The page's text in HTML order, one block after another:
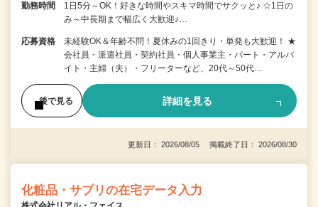
勤務時間
1日5分～OK！好きな時間やスキマ時間でサクッと♪ ☆1日の
み～中長期まで幅広く大歓迎♪…
応募資格
未経験OK＆年齢不問！夏休みの1回きり・単発も大歓迎！ ★
会社員・派遣社員・契約社員・個人事業主・パート・アルバ
イト・主婦（夫）・フリーターなど、20代～50代…
後で見る 詳細を見る
更新日： 2026/08/05 掲載終了日： 2026/08/30
化粧品・サプリの在宅データ入力